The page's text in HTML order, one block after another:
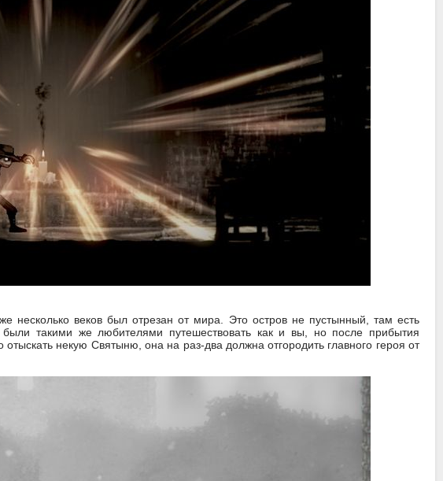
несколько веков был отрезан от мира. Это остров не пустынный, там есть
такими же любителями путешествовать как и вы, но после прибытия
некую Святыню, она на раз-два должна отгородить главного героя от